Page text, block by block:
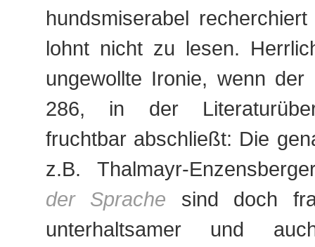
hundsmiserabel
lohnt nicht zu lesen.
ungewollte Ironie, wenn
286, in der
fruchtbar abschließt: Die
z.B. Thalmayr-
der Sprache sind doch
unterhaltsamer und